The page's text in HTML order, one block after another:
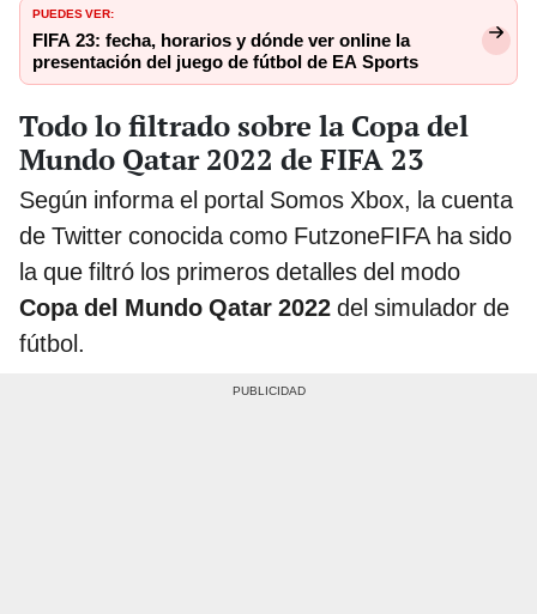
PUEDES VER:
FIFA 23: fecha, horarios y dónde ver online la
presentación del juego de fútbol de EA Sports
Todo lo filtrado sobre la Copa del
Mundo Qatar 2022 de FIFA 23
Según informa el portal Somos Xbox, la cuenta
de Twitter conocida como FutzoneFIFA ha sido
la que filtró los primeros detalles del modo
Copa del Mundo Qatar 2022 del simulador de
fútbol.